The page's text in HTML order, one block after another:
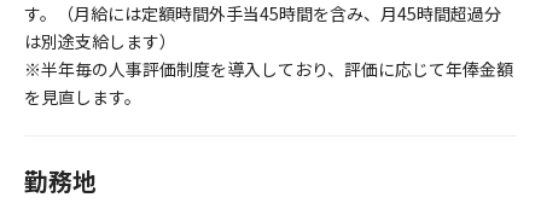
す。（月給には定額時間外手当45時間を含み、月45時間超過分
は別途支給します）
※半年毎の人事評価制度を導入しており、評価に応じて年俸金額
を見直します。
勤務地